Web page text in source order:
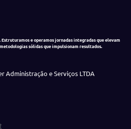
e operamos jornadas integradas que elevam
sólidas que impulsionam resultados.
Administração e Serviços LTDA